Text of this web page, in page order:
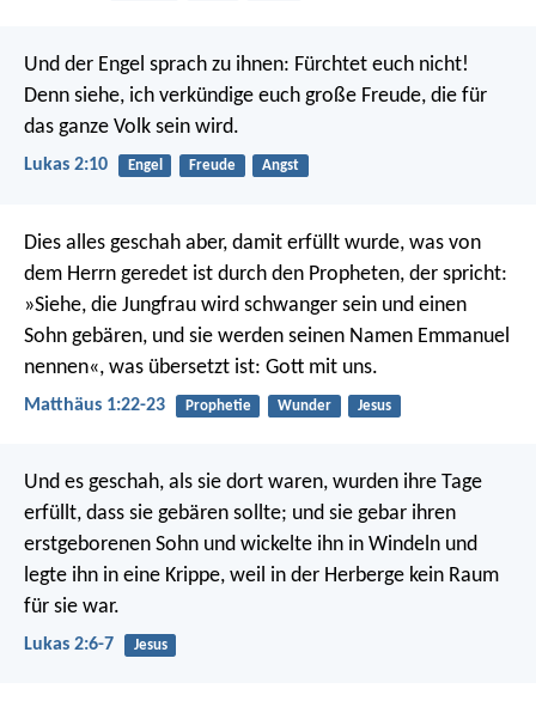
Und der Engel sprach zu ihnen: Fürchtet euch nicht!
Denn siehe, ich verkündige euch große Freude, die für
das ganze Volk sein wird.
Lukas 2:10 Engel Freude Angst
Dies alles geschah aber, damit erfüllt wurde, was von
dem Herrn geredet ist durch den Propheten, der spricht:
»Siehe, die Jungfrau wird schwanger sein und einen
Sohn gebären, und sie werden seinen Namen Emmanuel
nennen«, was übersetzt ist: Gott mit uns.
Matthäus 1:22-23 Prophetie Wunder Jesus
Und es geschah, als sie dort waren, wurden ihre Tage
erfüllt, dass sie gebären sollte; und sie gebar ihren
erstgeborenen Sohn und wickelte ihn in Windeln und
legte ihn in eine Krippe, weil in der Herberge kein Raum
für sie war.
Lukas 2:6-7 Jesus